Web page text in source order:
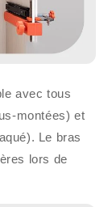
avec tous
montées) et
Le bras
lors de